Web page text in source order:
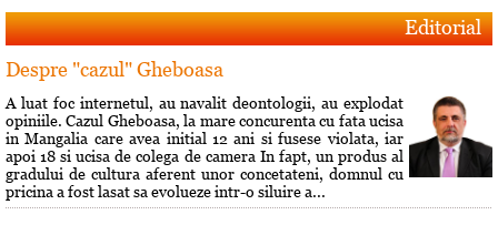
Editorial
Despre "cazul" Gheboasa
A luat foc internetul, au navalit deontologii, au explodat
opiniile. Cazul Gheboasa, la mare concurenta cu fata ucisa
in Mangalia care avea initial 12 ani si fusese violata, iar
apoi 18 si ucisa de colega de camera In fapt, un produs al
gradului de cultura aferent unor concetateni, domnul cu
pricina a fost lasat sa evolueze intr-o siluire a...